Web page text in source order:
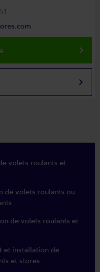
keyboard_arrow_right
keyboard_arrow_right
volets roulants et
de volets roulants ou
de volets roulants et
et installation de
et stores